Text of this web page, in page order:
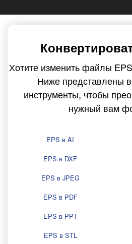
Хотите изменить файлы
Ниже представлены
инструменты, чтобы
нужный вам
EPS в AI
EPS в DXF
EPS в JPEG
EPS в PDF
EPS в PPT
EPS в STL